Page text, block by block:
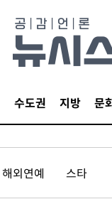
수도권 지방 문
해외연예 스타